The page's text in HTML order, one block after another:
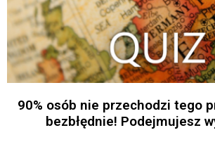
90% osób nie przechodzi tego
bezbłędnie! Podejmujesz